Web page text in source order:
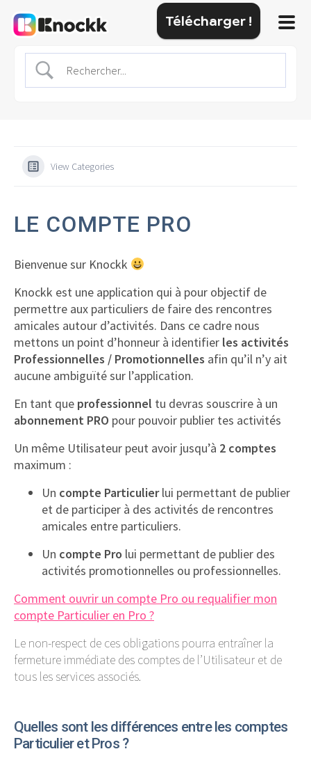
Télécharger !
View Categories
LE COMPTE PRO
Bienvenue sur Knockk
Knockk est une application qui à pour objectif de
permettre aux particuliers de faire des rencontres
amicales autour d’activités. Dans ce cadre nous
mettons un point d’honneur à identifier les activités
Professionnelles / Promotionnelles afin qu’il n’y ait
aucune ambiguïté sur l’application.
En tant que professionnel tu devras souscrire à un
abonnement PRO pour pouvoir publier tes activités
Un même Utilisateur peut avoir jusqu’à 2 comptes
maximum :
Un compte Particulierlui permettant de publier
et de participer à des activités de rencontres
amicales entre particuliers.
Un compte Pro lui permettant de publier des
activités promotionnelles ou professionnelles.
Comment ouvrir un compte Pro ou requalifier mon
compte Particulier en Pro ?
Le non-respect de ces obligations pourra entraîner la
fermeture immédiate des comptes de l’Utilisateur et de
tous les services associés.
Quelles sont les différences entre les comptes
Particulier et Pros ?